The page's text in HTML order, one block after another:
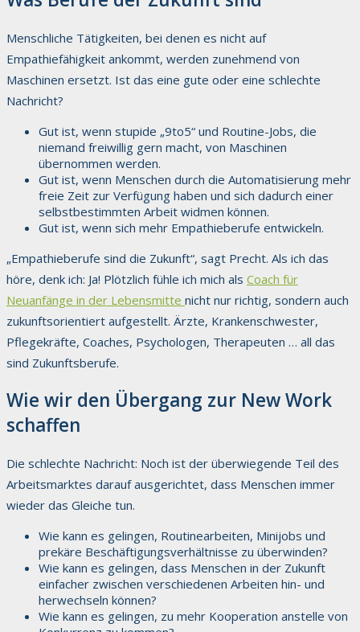
Menschliche Tätigkeiten, bei denen es nicht auf
Empathiefähigkeit ankommt, werden zunehmend von
Maschinen ersetzt. Ist das eine gute oder eine schlechte
Nachricht?
Gut ist, wenn stupide „9to5“ und Routine-Jobs, die
niemand freiwillig gern macht, von Maschinen
übernommen werden.
Gut ist, wenn Menschen durch die Automatisierung mehr
freie Zeit zur Verfügung haben und sich dadurch einer
selbstbestimmten Arbeit widmen können.
Gut ist, wenn sich mehr Empathieberufe entwickeln.
„Empathieberufe sind die Zukunft“, sagt Precht. Als ich das
höre, denk ich: Ja! Plötzlich fühle ich mich als Coach für
Neuanfänge in der Lebensmitte nicht nur richtig, sondern auch
zukunftsorientiert aufgestellt. Ärzte, Krankenschwester,
Pflegekräfte, Coaches, Psychologen, Therapeuten … all das
sind Zukunftsberufe.
Wie wir den Übergang zur New Work
schaffen
Die schlechte Nachricht: Noch ist der überwiegende Teil des
Arbeitsmarktes darauf ausgerichtet, dass Menschen immer
wieder das Gleiche tun.
Wie kann es gelingen, Routinearbeiten, Minijobs und
prekäre Beschäftigungsverhältnisse zu überwinden?
Wie kann es gelingen, dass Menschen in der Zukunft
einfacher zwischen verschiedenen Arbeiten hin- und
herwechseln können?
Wie kann es gelingen, zu mehr Kooperation anstelle von